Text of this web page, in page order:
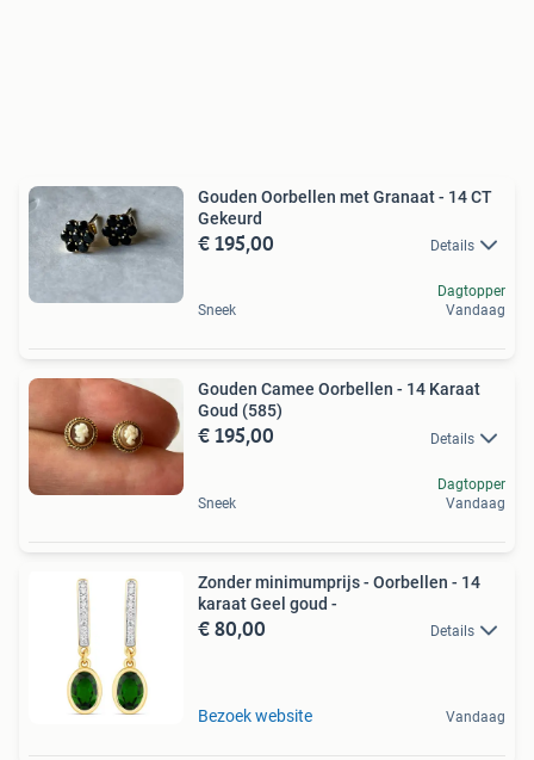
Gouden Oorbellen met Granaat - 14 CT
Gekeurd
€ 195,00 Details
Sneek
Dagtopper
Vandaag
Gouden Camee Oorbellen - 14 Karaat
Goud (585)
€ 195,00 Details
Sneek
Dagtopper
Vandaag
Zonder minimumprijs - Oorbellen - 14
karaat Geel goud -
€ 80,00 Details
Bezoek website Vandaag